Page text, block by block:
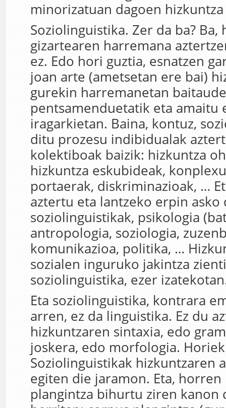
minorizatuan dagoen
Soziolinguistika. Zer da ba? Ba,
gizartearen harremana
ez. Edo hori guztia, esnatzen
joan arte (ametsetan ere bai)
gurekin harremanetan
pentsamenduetatik eta amaitu
iragarkietan. Baina, kontuz,
ditu prozesu indibidualak
kolektiboak baizik: hizkuntza
hizkuntza eskubideak,
portaerak, diskriminazioak, …
aztertu eta lantzeko erpin asko
soziolinguistikak, psikologia
antropologia, soziologia,
komunikazioa, politika, …
sozialen inguruko jakintza
soziolinguistika, ezer
Eta soziolinguistika, kontrara
arren, ez da linguistika. Ez du
hizkuntzaren sintaxia, edo
joskera, edo morfologia.
Soziolinguistikak hizkuntzaren
egiten die jaramon. Eta,
plangintza bihurtu ziren kanon